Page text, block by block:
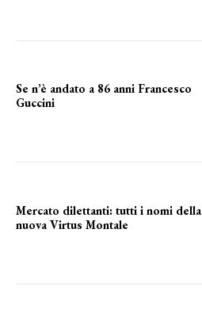
Se n’è andato a 86 anni Francesco
Guccini
Mercato dilettanti: tutti i nomi della
nuova Virtus Montale